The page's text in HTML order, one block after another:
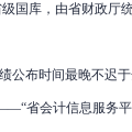
国库，由省财政厅
布时间最晚不迟
省会计信息服务